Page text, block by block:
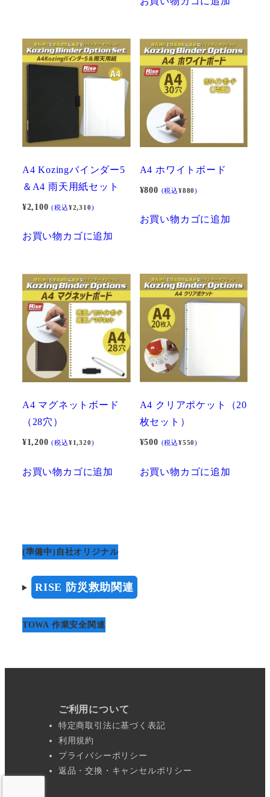
に
は
複
ー
シ
が
り
ま
す。
オ
プ
シ
ョ
は
選
で
き
ま
す
A4 Kozingバインダー5
＆A4 雨天用紙セット
¥2,100 (税込¥2,310)
お買い物カゴに追加
A4 ホワイトボード
¥800 (税込¥880)
お買い物カゴに追加
A4 マグネットボード
（28穴）
¥1,200 (税込¥1,320)
お買い物カゴに追加
A4 クリアポケット（20
枚セット）
¥500 (税込¥550)
お買い物カゴに追加
(準備中)自社オリジナル
RISE 防災救助関連
TOWA 作業安全関連
ご利用について
特定商取引法に基づく表記
利用規約
プライバシーポリシー
返品・交換・キャンセルポリシー